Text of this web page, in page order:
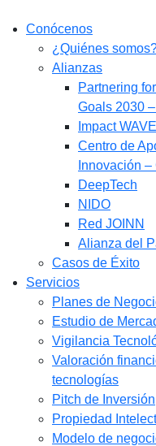
Conócenos
¿Quiénes
Alianzas
Partnering
Goals 2030
Impact
Centro de
Innovación –
DeepTech
NIDO
Red JOINN
Alianza del
Casos de Éxito
Servicios
Planes de
Estudio de
Vigilancia
Valoración
tecnologías
Pitch de Inversión
Propiedad
Modelo de